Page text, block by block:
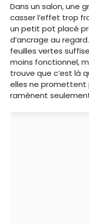
Dans un salon, une
casser l’effet trop
un petit pot placé
d’ancrage au
feuilles vertes
moins fonctionnel,
trouve que c’est là
elles ne promettent
ramènent